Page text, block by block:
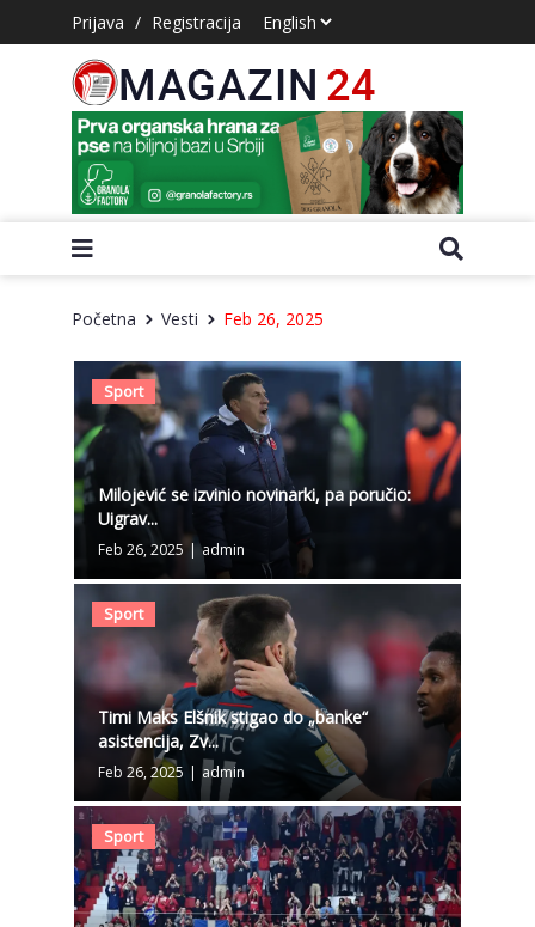
Prijava / Registracija
Početna Vesti Feb 26, 2025
Sport
Milojević se izvinio novinarki, pa poručio:
Uigrav...
Feb 26, 2025 | admin
Sport
Timi Maks Elšnik stigao do „banke“
asistencija, Zv...
Feb 26, 2025 | admin
Sport